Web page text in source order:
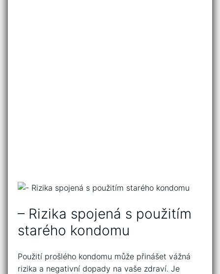
– Rizika spojená s použitím
starého kondomu
Použití prošlého kondomu může přinášet vážná
rizika a negativní dopady‍ na vaše zdraví. Je